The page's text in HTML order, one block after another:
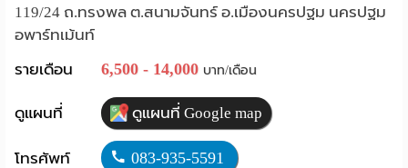
ฟรี
Language
119/24 ถ.ทรงพล ต.สนามจันทร์ อ.เมืองนครปฐม นครปฐม
อพาร์ทเม้นท์
รายเดือน
6,500 - 14,000 บาท/เดือน
ดูแผนที่ ดูแผนที่ Google map
โทรศัพท์ 083-935-5591